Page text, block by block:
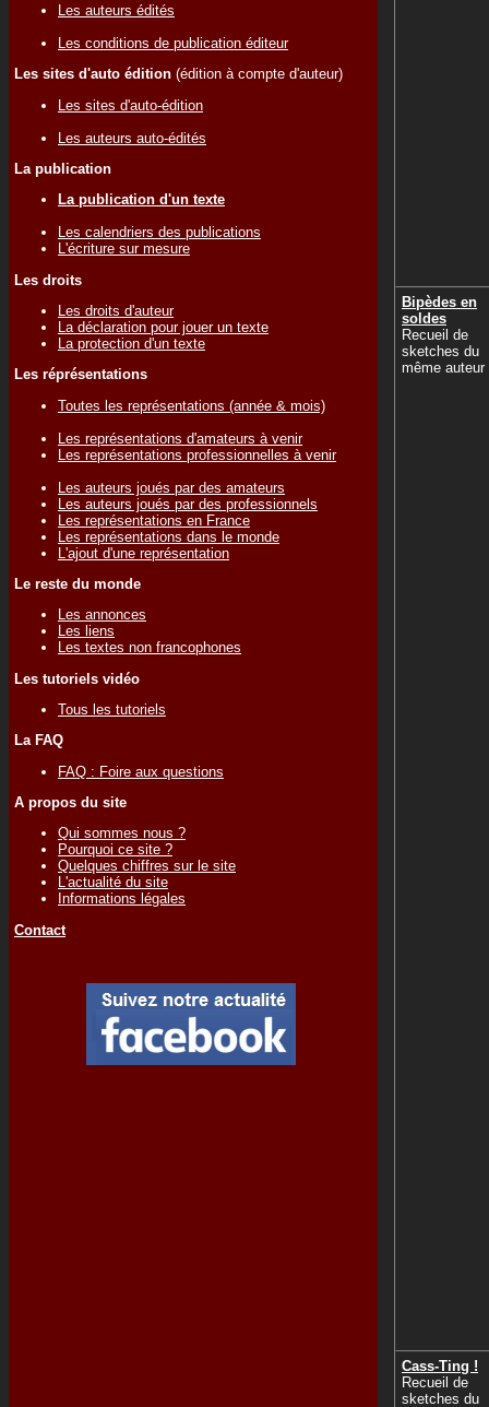
Les auteurs édités
Les conditions de publication éditeur
Les sites d'auto édition (édition à compte d'auteur)
Les sites d'auto-édition
Les auteurs auto-édités
La publication
La publication d'un texte
Les calendriers des publications
L'écriture sur mesure
Les droits
Les droits d'auteur
La déclaration pour jouer un texte
La protection d'un texte
Les réprésentations
Toutes les représentations (année & mois)
Les représentations d'amateurs à venir
Les représentations professionnelles à venir
Les auteurs joués par des amateurs
Les auteurs joués par des professionnels
Les représentations en France
Les représentations dans le monde
L'ajout d'une représentation
Le reste du monde
Les annonces
Les liens
Les textes non francophones
Les tutoriels vidéo
Tous les tutoriels
La FAQ
FAQ : Foire aux questions
A propos du site
Qui sommes nous ?
Pourquoi ce site ?
Quelques chiffres sur le site
L'actualité du site
Informations légales
Contact
Bipèdes en
soldes
Recueil de
sketches du
même auteur
Cass-Ting !
Recueil de
sketches du